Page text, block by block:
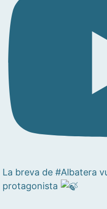
La breva de #Albatera
protagonista